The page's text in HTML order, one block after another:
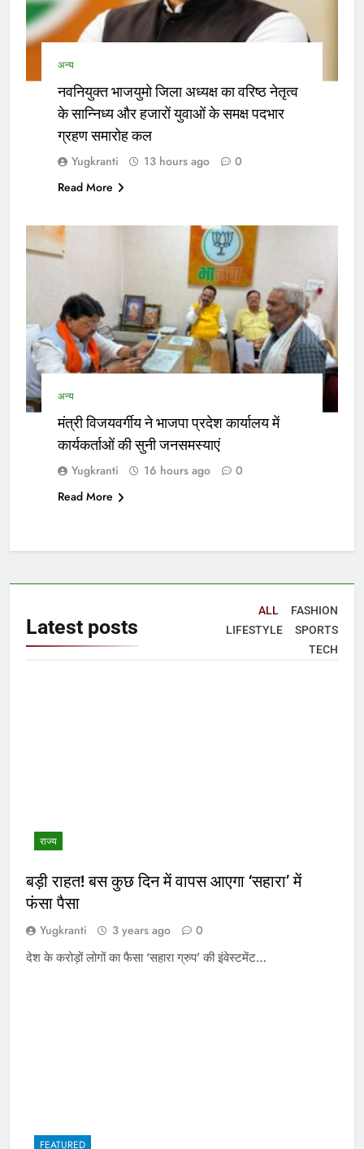
अन्य
नवनियुक्त भाजयुमो जिला अध्यक्ष का वरिष्ठ नेतृत्व
के सान्निध्य और हजारों युवाओं के समक्ष पदभार
ग्रहण समारोह कल
Yugkranti 13 hours ago
0
Read More
अन्य
मंत्री विजयवर्गीय ने भाजपा प्रदेश कार्यालय में
कार्यकर्ताओं की सुनी जनसमस्याएं
Yugkranti 16 hours ago
0
Read More
Latest posts
ALL
FASHION
LIFESTYLE
SPORTS
TECH
राज्य
बड़ी राहत! बस कुछ दिन में वापस आएगा ‘सहारा’ में
फंसा पैसा
Yugkranti 3 years ago 0
देश के करोड़ों लोगों का फैसा ‘सहारा ग्रुप’ की इंवेस्टमेंट…
FEATURED